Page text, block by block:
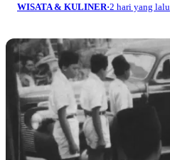
WISATA & KULINER·2 hari yang lalu